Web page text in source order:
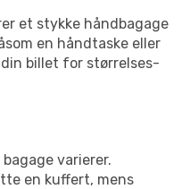
et stykke håndbagage
en håndtaske eller
billet for størrelses-
varierer.
en kuffert, mens